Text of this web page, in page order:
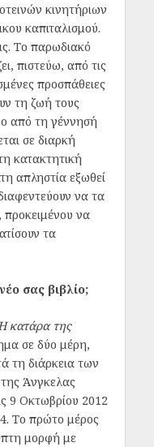
κινητήριων
καπιταλισμού.
Το παρωδιακό
πιστεύω, από τις
προσπάθειες
τη ζωή τους
από τη γέννησή
σε διαρκή
κατακτητική
απληστία εξωθεί
να τα
προκειμένου να
τα
σας βιβλίο;
κατάρα της
σε δύο μέρη,
τη διάρκεια των
Άνγκελας
9 Οκτωβρίου 2012
Το πρώτο μέρος
μορφή με